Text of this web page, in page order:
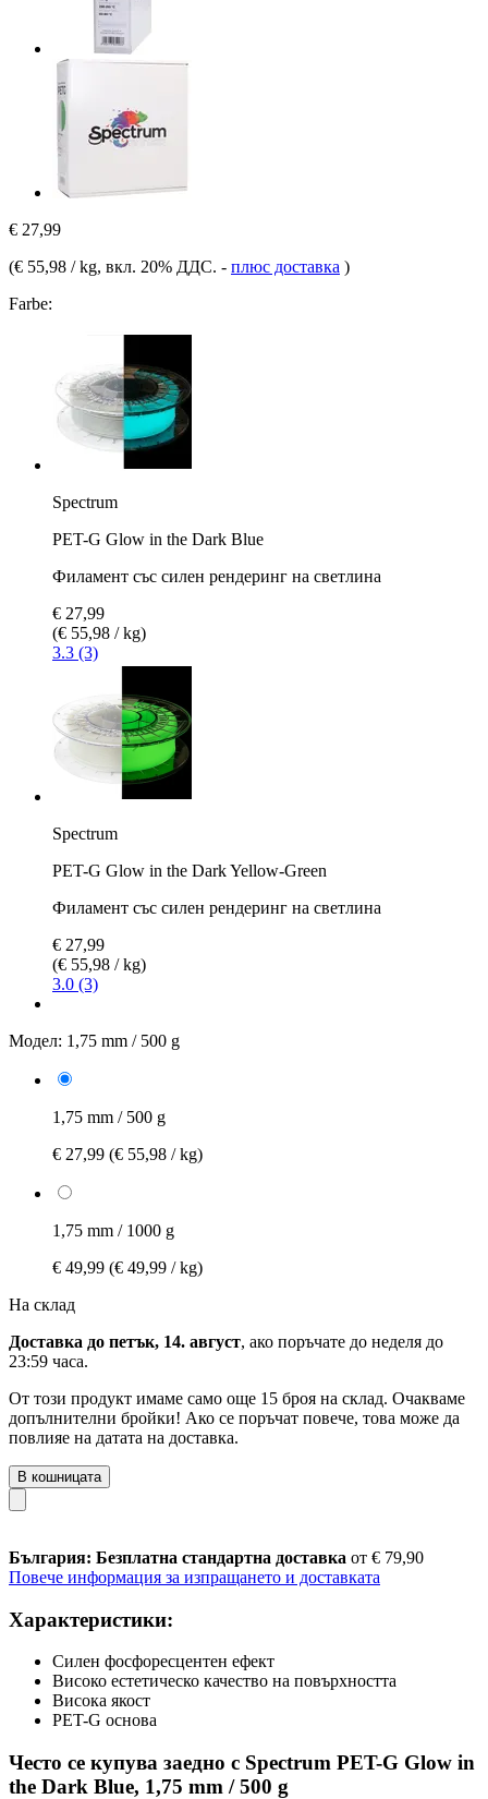
€ 27,99
(€ 55,98 / kg, вкл. 20% ДДС. - плюс доставка )
Farbe:
Spectrum
PET-G Glow in the Dark Blue
Филамент със силен рендеринг на светлина
€ 27,99
(€ 55,98 / kg)
3.3 (3)
Spectrum
PET-G Glow in the Dark Yellow-Green
Филамент със силен рендеринг на светлина
€ 27,99
(€ 55,98 / kg)
3.0 (3)
Модел: 1,75 mm / 500 g
1,75 mm / 500 g
€ 27,99 (€ 55,98 / kg)
1,75 mm / 1000 g
€ 49,99 (€ 49,99 / kg)
На склад
Доставка до петък, 14. август, ако поръчате до неделя до
23:59 часа.
От този продукт имаме само още 15 броя на склад. Очакваме
допълнителни бройки! Ако се поръчат повече, това може да
повлияе на датата на доставка.
В кошницата
България: Безплатна стандартна доставка от € 79,90
Повече информация за изпращането и доставката
Характеристики:
Силен фосфоресцентен ефект
Високо естетическо качество на повърхността
Висока якост
PET-G основа
Често се купува заедно с Spectrum PET-G Glow in
the Dark Blue, 1,75 mm / 500 g